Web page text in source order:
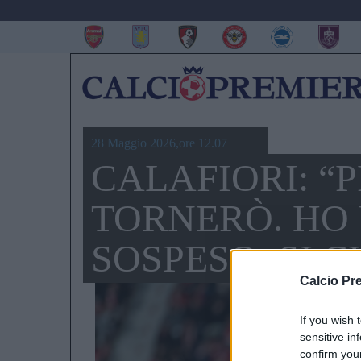
Calcio
If you wish
sensitive
confirm
28 Maggio 2026,ore 12.07
CALAFIORI:
TORNERÒ.
SOSPESO: SI